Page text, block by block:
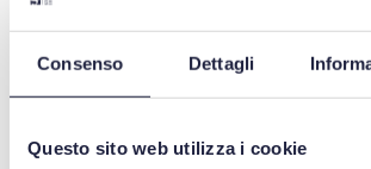
Consenso Dettagli
Questo sito web utilizza i cookie
dell'art. 99 c.p.a., formulando i seguenti
Se il rito super-accelerato ex art. 36,
36/2023 si applichi solo quando la
pubblicazione e comunicazione dei